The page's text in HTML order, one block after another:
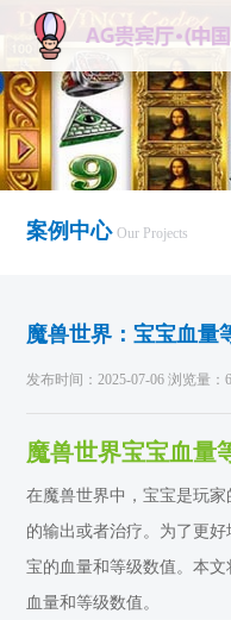
案例中心 Our Projects
魔兽世界：宝宝血量
发布时间：2025-07-06 浏览量：
魔兽世界宝宝血量
在魔兽世界中，宝宝是玩
的输出或者治疗。为了更
宝的血量和等级数值。本
血量和等级数值。